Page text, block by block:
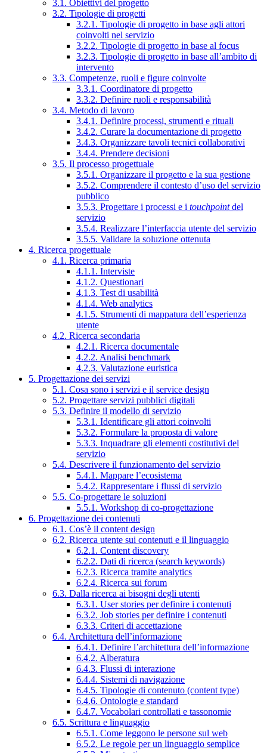
3.1. Obiettivi del progetto
3.2. Tipologie di progetti
3.2.1. Tipologie di progetto in base agli attori
coinvolti nel servizio
3.2.2. Tipologie di progetto in base al focus
3.2.3. Tipologie di progetto in base all’ambito di
intervento
3.3. Competenze, ruoli e figure coinvolte
3.3.1. Coordinatore di progetto
3.3.2. Definire ruoli e responsabilità
3.4. Metodo di lavoro
3.4.1. Definire processi, strumenti e rituali
3.4.2. Curare la documentazione di progetto
3.4.3. Organizzare tavoli tecnici collaborativi
3.4.4. Prendere decisioni
3.5. Il processo progettuale
3.5.1. Organizzare il progetto e la sua gestione
3.5.2. Comprendere il contesto d’uso del servizio
pubblico
3.5.3. Progettare i processi e i touchpointdel
servizio
3.5.4. Realizzare l’interfaccia utente del servizio
3.5.5. Validare la soluzione ottenuta
4. Ricerca progettuale
4.1. Ricerca primaria
4.1.1. Interviste
4.1.2. Questionari
4.1.3. Test di usabilità
4.1.4. Web analytics
4.1.5. Strumenti di mappatura dell’esperienza
utente
4.2. Ricerca secondaria
4.2.1. Ricerca documentale
4.2.2. Analisi benchmark
4.2.3. Valutazione euristica
5. Progettazione dei servizi
5.1. Cosa sono i servizi e il service design
5.2. Progettare servizi pubblici digitali
5.3. Definire il modello di servizio
5.3.1. Identificare gli attori coinvolti
5.3.2. Formulare la proposta di valore
5.3.3. Inquadrare gli elementi costitutivi del
servizio
5.4. Descrivere il funzionamento del servizio
5.4.1. Mappare l’ecosistema
5.4.2. Rappresentare i flussi di servizio
5.5. Co-progettare le soluzioni
5.5.1. Workshop di co-progettazione
6. Progettazione dei contenuti
6.1. Cos’è il content design
6.2. Ricerca utente sui contenuti e il linguaggio
6.2.1. Content discovery
6.2.2. Dati di ricerca (search keywords)
6.2.3. Ricerca tramite analytics
6.2.4. Ricerca sui forum
6.3. Dalla ricerca ai bisogni degli utenti
6.3.1. User stories per definire i contenuti
6.3.2. Job stories per definire i contenuti
6.3.3. Criteri di accettazione
6.4. Architettura dell’informazione
6.4.1. Definire l’architettura dell’informazione
6.4.2. Alberatura
6.4.3. Flussi di interazione
6.4.4. Sistemi di navigazione
6.4.5. Tipologie di contenuto (content type)
6.4.6. Ontologie e standard
6.4.7. Vocabolari controllati e tassonomie
6.5. Scrittura e linguaggio
6.5.1. Come leggono le persone sul web
6.5.2. Le regole per un linguaggio semplice